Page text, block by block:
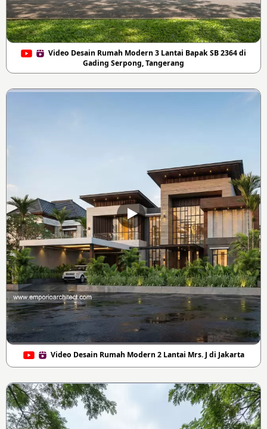
Video Desain Rumah Modern 3 Lantai Bapak SB 2364 di
Gading Serpong, Tangerang
Video Desain Rumah Modern 2 Lantai Mrs. J di Jakarta